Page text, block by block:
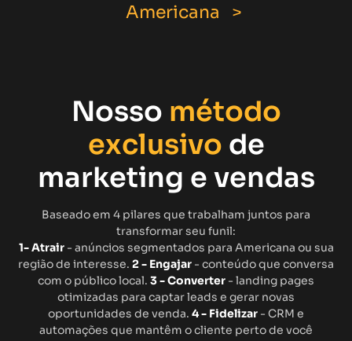
Americana >
Nosso método
exclusivo de
marketing e vendas
Baseado em 4 pilares que trabalham juntos para
transformar seu funil:
1- Atrair- anúncios segmentados para Americana ou sua
região de interesse. 2 - Engajar - conteúdo que conversa
com o público local. 3 - Converter - landing pages
otimizadas para captar leads e gerar novas
oportunidades de venda. 4 - Fidelizar - CRM e
automações que mantêm o cliente perto de você